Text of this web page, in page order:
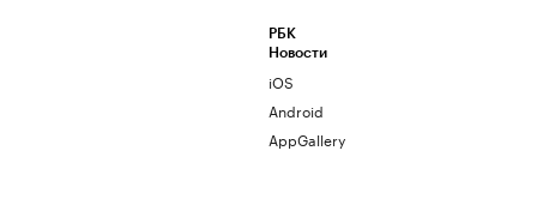
РБК
Новости
iOS
Android
AppGallery